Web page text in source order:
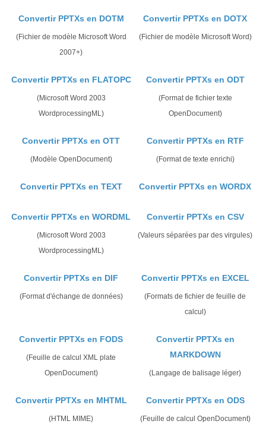
Convertir PPTXs en DOTM
(Fichier de modèle Microsoft Word
2007+)
Convertir PPTXs en DOTX
(Fichier de modèle Microsoft Word)
Convertir PPTXs en FLATOPC
(Microsoft Word 2003
WordprocessingML)
Convertir PPTXs en ODT
(Format de fichier texte
OpenDocument)
Convertir PPTXs en OTT
(Modèle OpenDocument)
Convertir PPTXs en RTF
(Format de texte enrichi)
Convertir PPTXs en TEXT Convertir PPTXs en WORDX
Convertir PPTXs en WORDML
(Microsoft Word 2003
WordprocessingML)
Convertir PPTXs en CSV
(Valeurs séparées par des virgules)
Convertir PPTXs en DIF
(Format d'échange de données)
Convertir PPTXs en EXCEL
(Formats de fichier de feuille de
calcul)
Convertir PPTXs en FODS
(Feuille de calcul XML plate
OpenDocument)
Convertir PPTXs en
MARKDOWN
(Langage de balisage léger)
Convertir PPTXs en MHTML
(HTML MIME)
Convertir PPTXs en ODS
(Feuille de calcul OpenDocument)